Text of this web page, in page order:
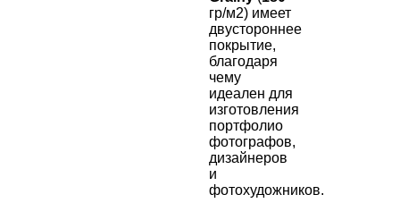
гр/м2) имеет
двустороннее
покрытие,
благодаря
чему
идеален для
изготовления
портфолио
фотографов,
дизайнеров
и
фотохудожников.